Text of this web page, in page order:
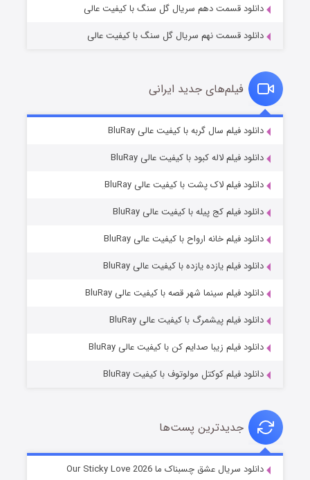
قسمت۶ (زیرنویس) منتشر شد
شوهر
دانلود قسمت دهم سریال گل سنگ با کیفیت عالی
دانلود قسمت نهم سریال گل سنگ با کیفیت عالی
فیلم‌های جدید ایرانی
دانلود فیلم سال گربه با کیفیت عالی BluRay
دانلود فیلم لاله کبود با کیفیت عالی BluRay
دانلود فیلم لاک پشت با کیفیت عالی BluRay
دانلود فیلم کج‌ پیله با کیفیت عالی BluRay
دانلود فیلم خانه ارواح با کیفیت عالی BluRay
دانلود فیلم یازده یازده با کیفیت عالی BluRay
دانلود فیلم سینما شهر قصه با کیفیت عالی BluRay
دانلود فیلم پیشمرگ با کیفیت عالی BluRay
دانلود فیلم زیبا صدایم کن با کیفیت عالی BluRay
دانلود فیلم کوکتل مولوتوف با کیفیت BluRay
جدیدترین پست‌ها
دانلود سریال عشق چسبناک ما Our Sticky Love 2026